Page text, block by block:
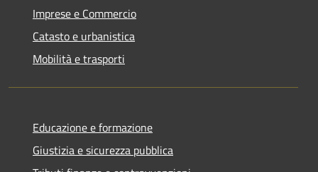
Imprese e Commercio
Catasto e urbanistica
Mobilità e trasporti
Educazione e formazione
Giustizia e sicurezza pubblica